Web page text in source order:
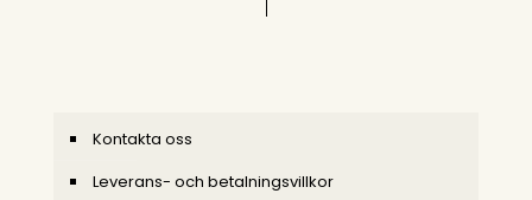
Kontakta oss
Leverans- och betalningsvillkor